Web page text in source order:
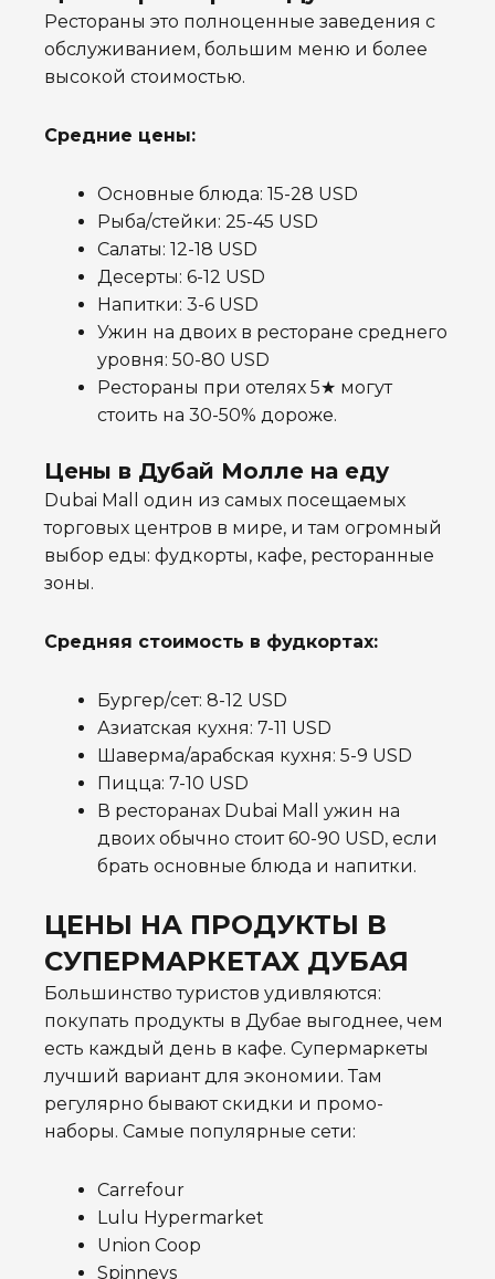
Рестораны это полноценные заведения с
обслуживанием, большим меню и более
высокой стоимостью.
Средние цены:
Основные блюда: 15-28 USD
Рыба/стейки: 25-45 USD
Салаты: 12-18 USD
Десерты: 6-12 USD
Напитки: 3-6 USD
Ужин на двоих в ресторане среднего
уровня: 50-80 USD
Рестораны при отелях 5★ могут
стоить на 30-50% дороже.
Цены в Дубай Молле на еду
Dubai Mall один из самых посещаемых
торговых центров в мире, и там огромный
выбор еды: фудкорты, кафе, ресторанные
зоны.
Средняя стоимость в фудкортах:
Бургер/сет: 8-12 USD
Азиатская кухня: 7-11 USD
Шаверма/арабская кухня: 5-9 USD
Пицца: 7-10 USD
В ресторанах Dubai Mall ужин на
двоих обычно стоит 60-90 USD, если
брать основные блюда и напитки.
ЦЕНЫ НА ПРОДУКТЫ В
СУПЕРМАРКЕТАХ ДУБАЯ
Большинство туристов удивляются:
покупать продукты в Дубае выгоднее, чем
есть каждый день в кафе. Супермаркеты
лучший вариант для экономии. Там
регулярно бывают скидки и промо-
наборы. Самые популярные сети:
Carrefour
Lulu Hypermarket
Union Coop
Spinneys